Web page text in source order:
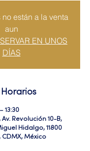
están a la venta
aun
EN UNOS
DÍAS
Horarios
13:30
Revolución 10-B,
Hidalgo, 11800
México